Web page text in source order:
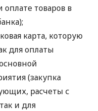
товаров в
карта, которую
для оплаты
(закупка
расчеты с
и для